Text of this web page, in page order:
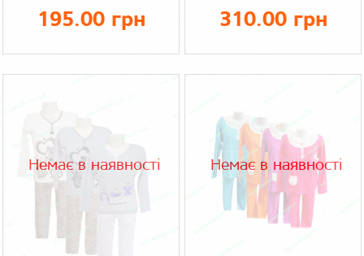
195.00 грн 310.00 грн
Немає в наявності Немає в наявності